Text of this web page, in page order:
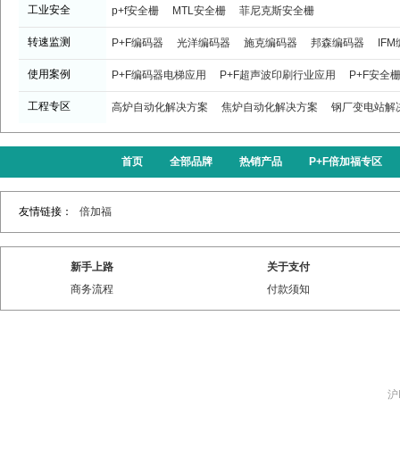
工业安全 p+f安全栅 MTL安全栅 菲尼克斯安全栅
转速监测 P+F编码器 光洋编码器 施克编码器 邦森编码器 IFM
使用案例 P+F编码器电梯应用 P+F超声波印刷行业应用 P+F安全
工程专区 高炉自动化解决方案 焦炉自动化解决方案 钢厂变电站解
首页 全部品牌 热销产品 P+F倍加福专区
友情链接： 倍加福
新手上路
商务流程
关于支付
付款须知